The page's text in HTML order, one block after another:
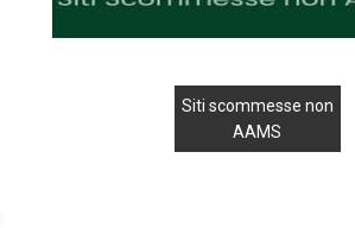
Siti scommesse non
AAMS